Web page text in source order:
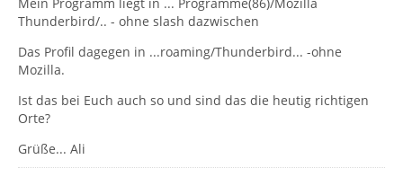
Thunderbird/.. - ohne slash dazwischen
Das Profil dagegen in ...roaming/Thunderbird... -ohne
Mozilla.
Ist das bei Euch auch so und sind das die heutig richtigen
Orte?
Grüße... Ali